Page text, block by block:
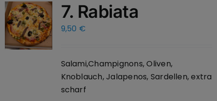
7. Rabiata
9,50 €
Salami,Champignons, Oliven,
Knoblauch, Jalapenos, Sardellen, extra
scharf